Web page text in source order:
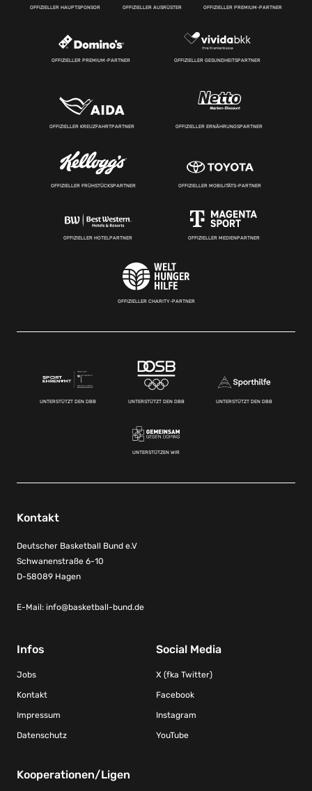
OFFIZIELLER HAUPTSPONSOR OFFIZIELLER AUSRÜSTER OFFIZIELLER PREMIUM-PARTNER
OFFIZIELLER PREMIUM-PARTNER OFFIZIELLER GESUNDHEITSPARTNER
OFFIZIELLER KREUZFAHRTPARTNER OFFIZIELLER ERNÄHRUNGSPARTNER
OFFIZIELLER FRÜHSTÜCKSPARTNER OFFIZIELLER MOBILITÄTS-PARTNER
OFFIZIELLER HOTELPARTNER OFFIZIELLER MEDIENPARTNER
OFFIZIELLER CHARITY-PARTNER
UNTERSTÜTZT DEN DBB UNTERSTÜTZT DEN DBB UNTERSTÜTZT DEN DBB
UNTERSTÜTZEN WIR
Kontakt
Deutscher Basketball Bund e.V
Schwanenstraße 6-10
D-58089 Hagen
E-Mail: info@basketball-bund.de
Infos
Jobs
Kontakt
Impressum
Datenschutz
Social Media
X (fka Twitter)
Facebook
Instagram
YouTube
Kooperationen/Ligen